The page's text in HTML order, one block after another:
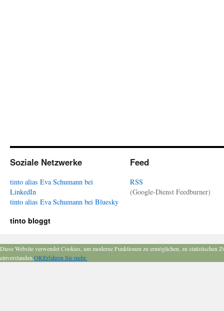
Soziale Netzwerke
tinto alias Eva Schumann bei
LinkedIn
tinto alias Eva Schumann bei Bluesky
Feed
RSS
(Google-Dienst Feedburner)
tinto bloggt
Diese Website verwendet Cookies, um moderne Funktionen zu ermöglichen, zu
einverstanden.OKErfahren Sie mehr.